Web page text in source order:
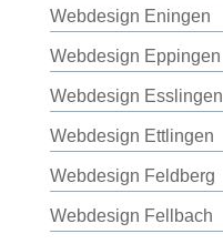
Webdesign Eningen
Webdesign Eppingen
Webdesign Esslingen
Webdesign Ettlingen
Webdesign Feldberg
Webdesign Fellbach